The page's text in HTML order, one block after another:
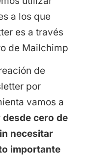
a los que
es a través
de Mailchimp
de
por
vamos a
cero de
necesitar
importante